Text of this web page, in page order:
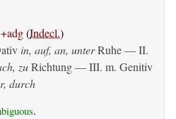
(Indecl.)
in, auf, an, unterRuhe — II.
zuRichtung — III. m. Genitiv
durch
.